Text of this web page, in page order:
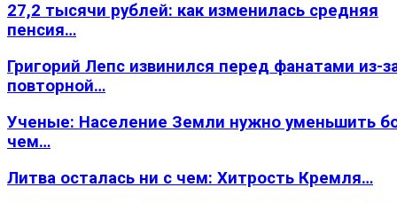
27,2 тысячи рублей: как изменилась средняя
пенсия…
Григорий Лепс извинился перед фанатами из-
повторной…
Ученые: Население Земли нужно уменьшить
чем…
Литва осталась ни с чем: Хитрость Кремля…